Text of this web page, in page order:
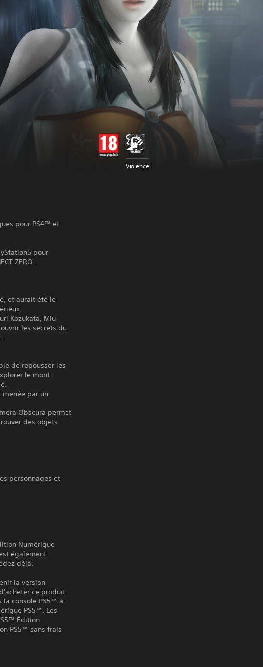
Violence
pour PS4™ et
pour
ZERO.
et aurait été le
Kozukata, Miu
les secrets du
de repousser les
le mont
menée par un
Obscura permet
des objets
personnages et
Numérique
également
déjà.
la version
ce produit.
la console PS5™ à
PS5™. Les
Édition
PS5™ sans frais